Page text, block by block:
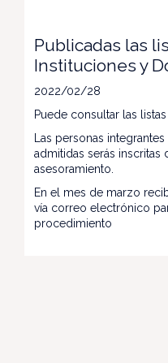
Publicadas las
Instituciones y
2022/02/28
Puede consultar las
Las personas
admitidas serás inscritas
asesoramiento.
En el mes de marzo
vía correo electrónico
procedimiento